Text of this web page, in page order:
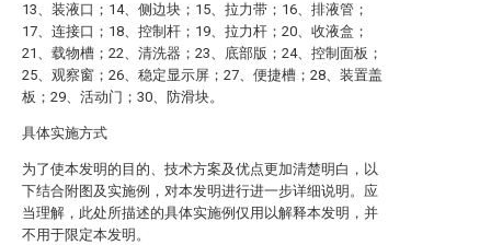
13、装液口；14、侧边块；15、拉力带；16、排液管；
17、连接口；18、控制杆；19、拉力杆；20、收液盒；
21、载物槽；22、清洗器；23、底部版；24、控制面板；
25、观察窗；26、稳定显示屏；27、便捷槽；28、装置盖
板；29、活动门；30、防滑块。
具体实施方式
为了使本发明的目的、技术方案及优点更加清楚明白，以
下结合附图及实施例，对本发明进行进一步详细说明。应
当理解，此处所描述的具体实施例仅用以解释本发明，并
不用于限定本发明。